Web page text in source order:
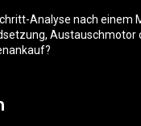
Analyse nach einem
Austauschmotor